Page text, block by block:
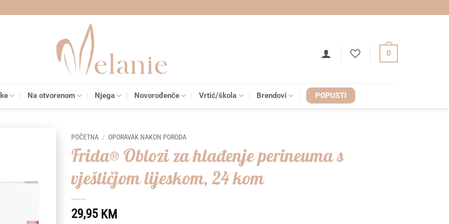
0
Na otvorenom Njega Novorođenče Vrtić/škola Brendovi POPUSTI
POČETNA / OPORAVAK NAKON PORODA
Frida® Oblozi za hlađenje perineuma s
vještičjom lijeskom, 24 kom
29,95 KM